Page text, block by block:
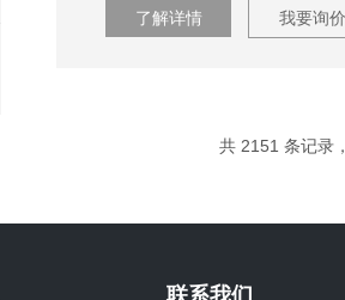
了解详情 我要询价
共 2151 条记录
联系我们